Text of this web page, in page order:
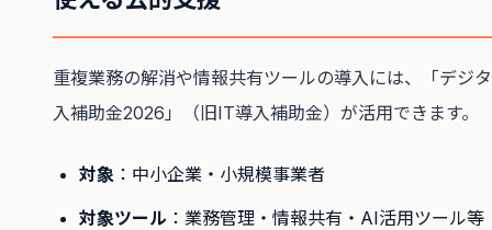
重複業務の解消や情報共有ツールの導入には、「デジ
入補助金2026」（旧IT導入補助金）が活用できます。
対象 ：中小企業・小規模事業者
対象ツール ：業務管理・情報共有・AI活用ツール等